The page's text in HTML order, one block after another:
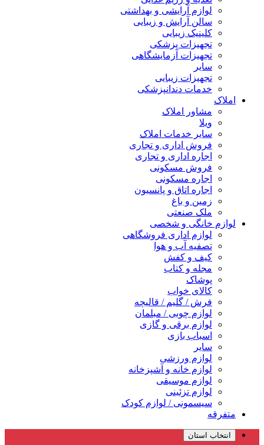
لوازم آرایشی و بهداشتی
سالن آرایش و زیبایی
کلینیک زیبایی
تجهیزات پزشکی
تجهیزات آزمایشگاهی
سایر
تجهیزات زیبایی
خدمات دندانپزشکی
املاک
مشاور املاک
ویلا
سایر خدمات املاک
فروش اداری و تجاری
اجاره اداری و تجاری
فروش مسکونی
اجاره مسکونی
اجاره اتاق و پانسیون
زمین و باغ
ملک صنعتی
لوازم خانگی و شخصی
لوازم اداری فروشگاهی
تصفیه آب و هوا
کیف و کفش
مجله و کتاب
پوشاک
کالای خواب
فرش / گلیم / قالیچه
لوازم چوبی / مبلمان
لوازم برقی و گازی
اسباب بازی
سایر
لوازم ورزشی
لوازم خانه و آشپزخانه
لوازم موسیقی
لوازم تزئینی
سیسمونی / لوازم کودک
متفرقه
انتخاب استان